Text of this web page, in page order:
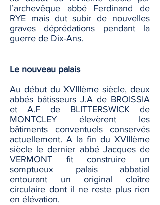
l’archevêque abbé Ferdinand de
RYE mais dut subir de nouvelles
graves déprédations pendant la
guerre de Dix-Ans.
Le nouveau palais
Au début du XVIIIème siècle, deux
abbés bâtisseurs J.A de BROISSIA
et A.F de BLITTERSWICK de
MONTCLEY élevèrent les
bâtiments conventuels conservés
actuellement. A la fin du XVIIIème
siècle le dernier abbé Jacques de
VERMONT fit construire un
somptueux palais abbatial
entourant un original cloître
circulaire dont il ne reste plus rien
en élévation.